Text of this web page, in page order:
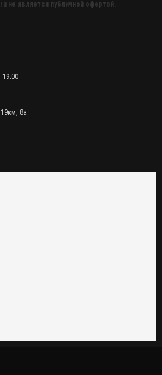
не является публичной офертой.
8а